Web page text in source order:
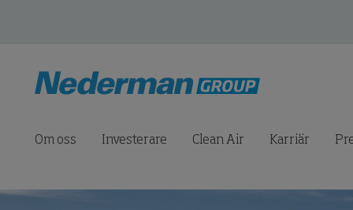
Om oss Investerare Clean Air Karriär